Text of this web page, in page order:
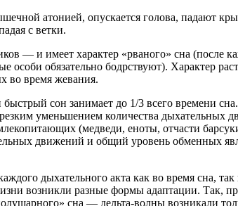
атонией, опускается голова, падают
с ветки.
— и имеет характер «рваного» сна (после
обязательно бодрствуют). Характер
во время жевания.
сон занимает до 1/3 всего времени
уменьшением количества дыхательных
(медведи, еноты, отчасти
движений и общий уровень обменных
дыхательного акта как во время сна,
возникли разные формы адаптации. Так,
сна — дельта-волны возникали